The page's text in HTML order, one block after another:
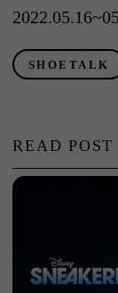
SHOETALK
READ POST